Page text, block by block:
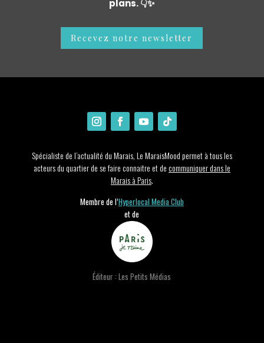
plans. 👇✨
Recevez notre newsletter
Spécialiste de l’actualité du Marais, Le MaraisMood permet à tous les
acteurs du quartier de se faire connaitre et decommuniquer dans le
Marais à Paris.
Membre de l’Hyperlocal Media Club
et de
Éditeur : Les Petits Médias